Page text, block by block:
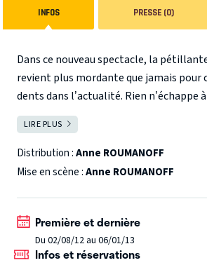
INFOS PRESSE (0)
Dans ce nouveau spectacle, la pétillante femme en
revient plus mordante que jamais pour
dents dans l’actualité. Rien n’échappe
la crise de la dette, les stagiaires, la
Smartphones, les diktats alimentaires
mieux que personne l’égoïsme et la
époque. Pourtant, on ressort de son
LIRE PLUS
Distribution :Anne ROUMANOFF
Mise en scène :Anne ROUMANOFF
Première et dernière
Du 02/08/12 au 06/01/13
Infos et réservations